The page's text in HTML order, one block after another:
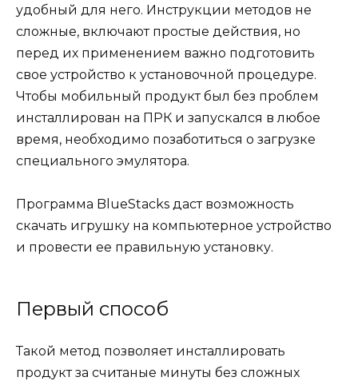
удобный для него. Инструкции методов не
сложные, включают простые действия, но
перед их применением важно подготовить
свое устройство к установочной процедуре.
Чтобы мобильный продукт был без проблем
инсталлирован на ПРК и запускался в любое
время, необходимо позаботиться о загрузке
специального эмулятора.
Программа BlueStacks даст возможность
скачать игрушку на компьютерное устройство
и провести ее правильную установку.
Первый способ
Такой метод позволяет инсталлировать
продукт за считаные минуты без сложных